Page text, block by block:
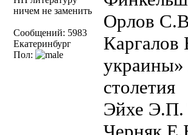
ничем не заменить
Сообщений: 5983
Екатеринбург
Пол:
Орлов
украины»
столетия
Эйхе Э.П.